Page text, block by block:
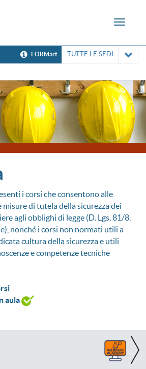
Toggle
FORMart TUTTE LE SEDI
i corsi che consentono alle
di tutela della sicurezza dei
agli obblighi di legge (D. Lgs. 81/8,
nonché i corsi non normati utili a
cultura della sicurezza e utili
e competenze tecniche
aula